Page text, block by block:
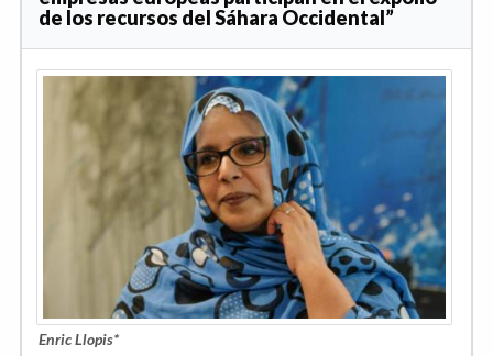
de los recursos del Sáhara Occidental”
Enric Llopis*